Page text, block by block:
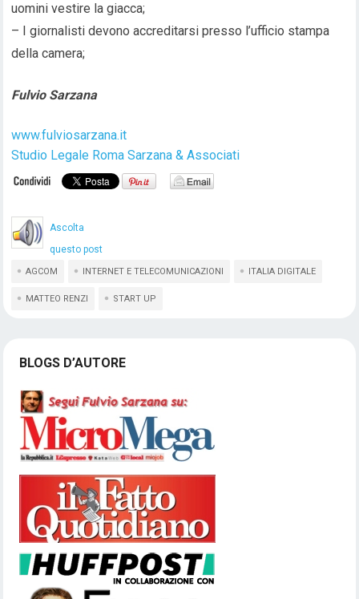
uomini vestire la giacca;
– I giornalisti devono accreditarsi presso l’ufficio stampa
della camera;
Fulvio Sarzana
www.fulviosarzana.it
Studio Legale Roma Sarzana & Associati
Ascolta
questo post
AGCOM INTERNET E TELECOMUNICAZIONI ITALIA DIGITALE
MATTEO RENZI START UP
BLOGS D’AUTORE